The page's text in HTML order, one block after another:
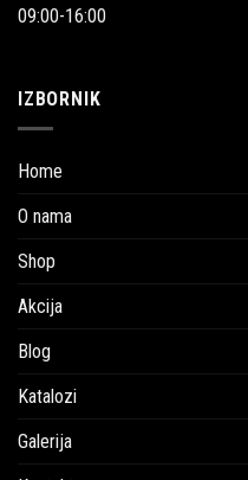
09:00-16:00
IZBORNIK
Home
O nama
Shop
Akcija
Blog
Katalozi
Galerija